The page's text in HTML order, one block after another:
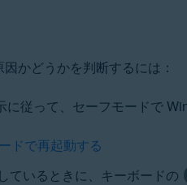
/ Education - 32 / 64 ビット
- 32 / 64 ビット
- 32 / 64 ビット
Premium / Professional /
かどうかを判断するには：
従って、セーフモードで
ドで再起動する
ているときに、キーボードの